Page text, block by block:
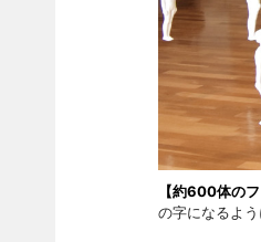
【約600体の
の字になるよう